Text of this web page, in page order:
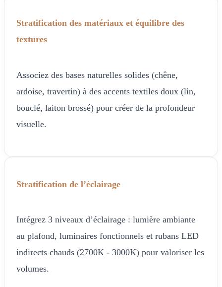
Stratification des matériaux et équilibre des
textures
Associez des bases naturelles solides (chêne,
ardoise, travertin) à des accents textiles doux (lin,
bouclé, laiton brossé) pour créer de la profondeur
visuelle.
Stratification de l’éclairage
Intégrez 3 niveaux d’éclairage : lumière ambiante
au plafond, luminaires fonctionnels et rubans LED
indirects chauds (2700K - 3000K) pour valoriser les
volumes.